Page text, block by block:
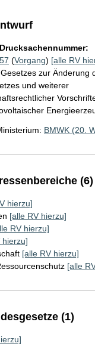
(Vorgang) [alle RV
zur Änderung
und weiterer
BMWK (20.
(6)
hierzu]
[alle RV hierzu]
RV hierzu]
hierzu]
[alle RV hierzu]
[alle
(1)